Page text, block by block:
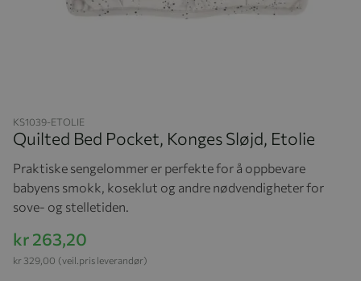
KS1039-ETOLIE
Quilted Bed Pocket, Konges Sløjd, Etolie
Praktiske sengelommer er perfekte for å oppbevare
babyens smokk, koseklut og andre nødvendigheter for
sove- og stelletiden.
kr 263,20
(veil.pris leverandør)
kr 329,00